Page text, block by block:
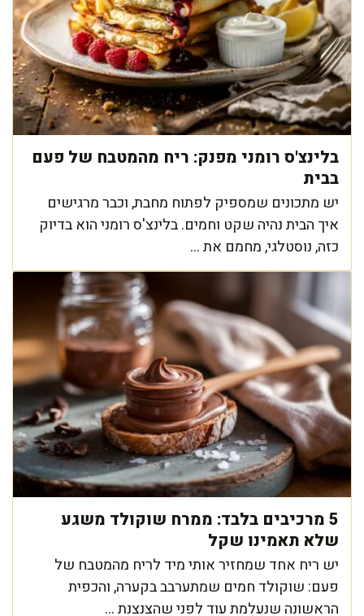
בלינצ'ס רומני מפנק: ריח מהמטבח של פעם
בבית
יש מתכונים שמספיק לפתוח מחבת, וכבר מרגישים
איך הבית נהיה שקט וחמים. בלינצ'ס רומני הוא בדיוק
כזה, נוסטלגי, מחמם את ...
5 מרכיבים בלבד: ממרח שוקולד משגע
שלא תאמינו שקל
יש ריח אחד שמחזיר אותי מיד לריח מהמטבח של
פעם: שוקולד חמים שמתערבב בקערה, והכפית
הראשונה שנעלמת עוד לפני שהצנצנת ...